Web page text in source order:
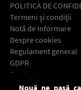
POLITICA DE
Termeni şi condiţii
Notă de Informare
Despre cookies
Regulament general
GDPR
Contact
Nouă ne pasă